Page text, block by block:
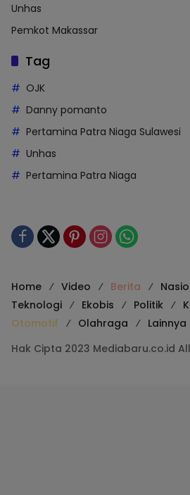
Unhas
Pemkot Makassar
Tag
OJK
Danny pomanto
Pertamina Patra Niaga Sulawesi
Unhas
Pertamina Patra Niaga
Home Video Berita
Teknologi
Ekobis Politik
Otomotif
Olahraga
Lainnya
Hak Cipta 2023 Mediabaru.co.id